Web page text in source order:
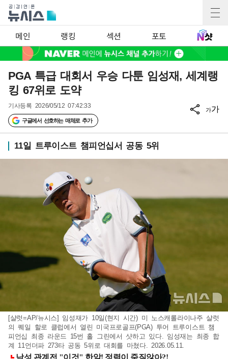
메인 랭킹 섹션 포토
PGA 특급 대회서 우승 다툰 임성재, 세계랭
킹 67위로 도약
기사등록 2026/05/12 07:42:33
구글에서 선호하는 매체로 추가
가가
11일 트루이스트 챔피언십서 공동 5위
[샬럿=AP/뉴시스] 임성재가 10일(현지 시간) 미 노스캐롤라이나주 샬럿
의 퀘일 할로 클럽에서 열린 미국프로골프(PGA) 투어 트루이스트 챔
피언십 최종 라운드 15번 홀 그린에서 샷하고 있다. 임성재는 최종 합
계 11언더파 273타 공동 5위로 대회를 마쳤다. 2026.05.11.